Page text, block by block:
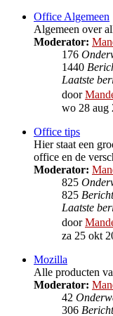
Office Algemeen
Algemeen over
Moderator:
176
1440
Laatste
door
wo 28 aug
Office tips
Hier staat een
office en de
Moderator:
825
825
Laatste
door
za 25 okt
Mozilla
Alle producten
Moderator:
42
306